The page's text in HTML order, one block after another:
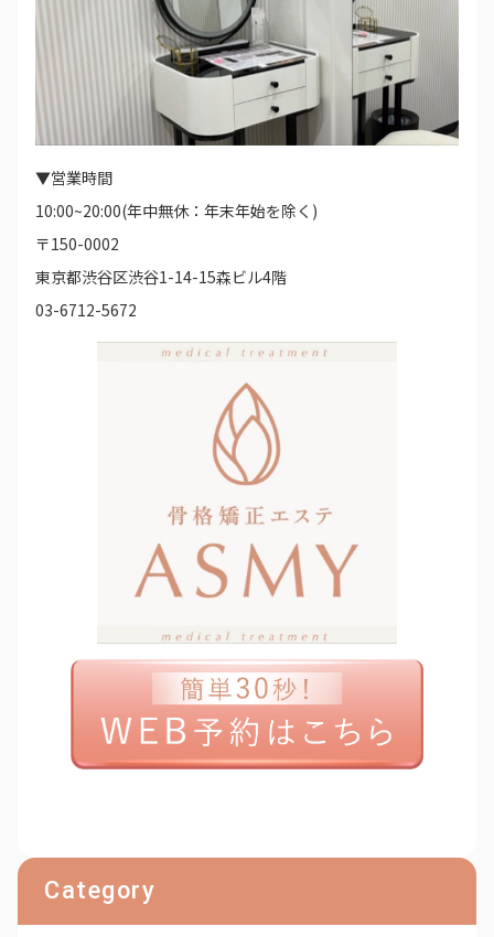
▼営業時間
10:00~20:00(年中無休：年末年始を除く)
〒150-0002
東京都渋谷区渋谷1-14-15森ビル4階
03-6712-5672
Category